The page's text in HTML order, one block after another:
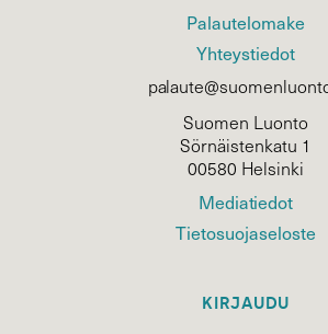
Palautelomake
Yhteystiedot
Suomen Luonto
Sörnäistenkatu 1
00580 Helsinki
Mediatiedot
Tietosuojaseloste
KIRJAUDU